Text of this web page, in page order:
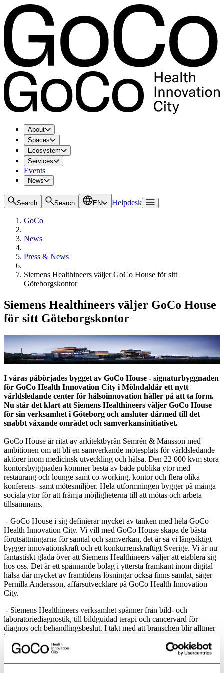
About
Spaces
Ecosystem
Services
Events
News
Search Search EN Helpdesk
GoCo
News
Press & News
Siemens Healthineers väljer GoCo House för sitt
Göteborgskontor
Siemens Healthineers väljer GoCo House
för sitt Göteborgskontor
I våras påbörjades bygget av GoCo House - signaturbyggnaden
för GoCo Health Innovation City i Mölndaldär ett nytt
världsledande center för hälsoinnovation håller på att ta form.
Nu står det klart att Siemens Healthineers väljer GoCo House
för sin verksamhet i Göteborg och ansluter därmed till det
snabbt växande området och samverkansinitiativet.
GoCo House är ritat av arkitektbyrån Semrén & Månsson med
ambitionen om att bli en samverkande mötesplats för världsledande
aktörer inom medicinsk utveckling och hälsa. Den 22 000 kvm stora
kontorsbyggnaden kommer bestå av både publika ytor med
restaurang och lounge samt co-working, kontor och flera olika
konferens- samt mötesmiljöer. Hela utformningen bygger på många
sociala ytor för att främja möjligheterna till att mötas och arbeta
tillsammans.
- GoCo House i sig definierar mycket av tanken med hela GoCo
Health Innovation City. Vi vill med GoCo House skapa de bästa
förutsättningarna för samtal och samverkan, det är så vi långsiktigt
bygger innovationskraft och ett konkurrenskraftigt Sverige. Vi är nu
fantastiskt glada över att Siemens Healthineers väljer att etablera sig
hos oss. Det är ett spännande bolag i yttersta framkant inom digital
hälsa där mycket av framtidens lösningar också finns samlat, säger
Pernilla Andersson, affärsutvecklare på GoCo Health Innovation
City.
- Siemens Healthineers verksamhet spänner från bild- och
laboratoriediagnostik, till bildguidad terapi och cancervård för
diagnos och behandlingsbeslut. I takt med att branschen blir alltmer
integrerad så blir också samarbete och partnerskap allt viktigare
menar Oskar Strand, produktområdeschef AI, Siemens Healthineers
Norden och Baltikum.